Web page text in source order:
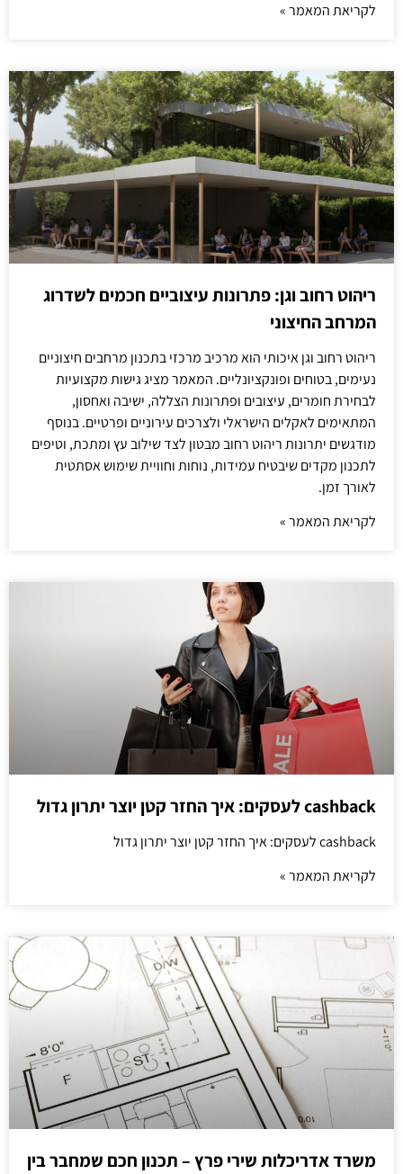
לקריאת המאמר »
ריהוט רחוב וגן: פתרונות עיצוביים חכמים לשדרוג
המרחב החיצוני
ריהוט רחוב וגן איכותי הוא מרכיב מרכזי בתכנון מרחבים חיצוניים
נעימים, בטוחים ופונקציונליים. המאמר מציג גישות מקצועיות
לבחירת חומרים, עיצובים ופתרונות הצללה, ישיבה ואחסון,
המתאימים לאקלים הישראלי ולצרכים עירוניים ופרטיים. בנוסף
מודגשים יתרונות ריהוט רחוב מבטון לצד שילוב עץ ומתכת, וטיפים
לתכנון מקדים שיבטיח עמידות, נוחות וחוויית שימוש אסתטית
לאורך זמן.
לקריאת המאמר »
cashback לעסקים: איך החזר קטן יוצר יתרון גדול
cashback לעסקים: איך החזר קטן יוצר יתרון גדול
לקריאת המאמר »
משרד אדריכלות שירי פרץ – תכנון חכם שמחבר בין